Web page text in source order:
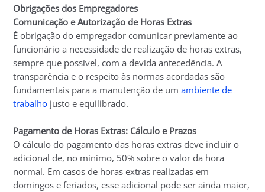
Obrigações dos Empregadores
Comunicação e Autorização de Horas Extras
É obrigação do empregador comunicar previamente ao
funcionário a necessidade de realização de horas extras,
sempre que possível, com a devida antecedência. A
transparência e o respeito às normas acordadas são
fundamentais para a manutenção de umambiente de
trabalho justo e equilibrado.
Pagamento de Horas Extras: Cálculo e Prazos
O cálculo do pagamento das horas extras deve incluir o
adicional de, no mínimo, 50% sobre o valor da hora
normal. Em casos de horas extras realizadas em
domingos e feriados, esse adicional pode ser ainda maior,